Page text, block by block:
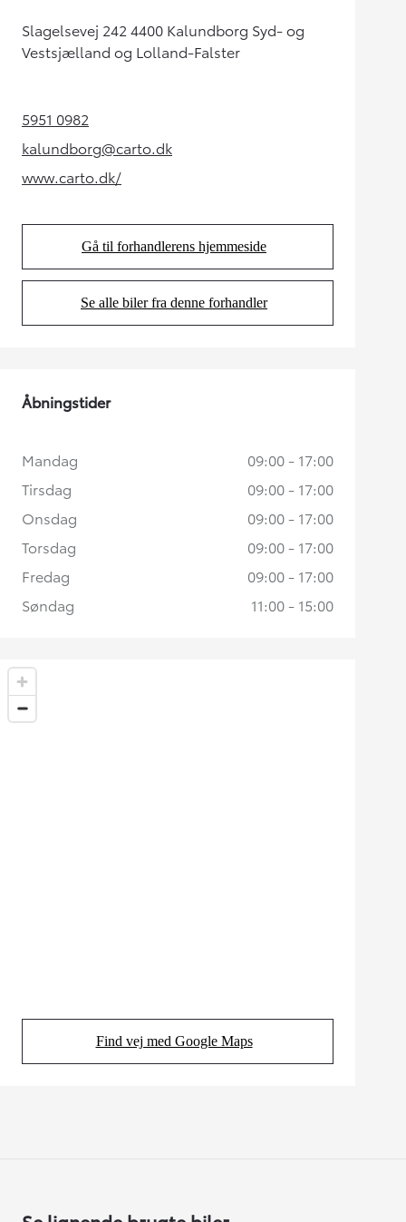
Slagelsevej 242 4400 Kalundborg Syd- og
Vestsjælland og Lolland-Falster
5951 0982(Opens in new tab)
kalundborg@carto.dk
(Opens in new tab)
www.carto.dk/(Opens in new tab)
Gå til forhandlerens hjemmeside
(Opens in new tab)
Se alle biler fra denne forhandler
(Opens in new tab)
Find vej med Google Maps
(Opens in new tab)
Åbningstider
Mandag
09:00 - 17:00
Tirsdag
09:00 - 17:00
Onsdag
09:00 - 17:00
Torsdag
09:00 - 17:00
Fredag
09:00 - 17:00
Søndag
11:00 - 15:00